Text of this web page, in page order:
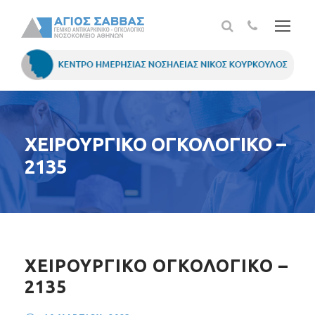
ΧΕΙΡΟΥΡΓΙΚΟ ΟΓΚΟΛΟΓΙΚΟ –
2135
ΧΕΙΡΟΥΡΓΙΚΟ ΟΓΚΟΛΟΓΙΚΟ –
2135